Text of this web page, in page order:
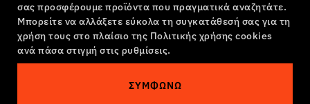
Όροι και προϋποθέσεις
Πολιτική Παραπόνων
Ρυθμίσεις cookies
GDPR
Ελλάδα | Ελληνική γλώσσα
σας προσφέρουμε προϊόντα που πραγματικά αναζητάτε.
Μπορείτε να αλλάξετε εύκολα τη συγκατάθεσή σας για τη
χρήση τους στο πλαίσιο της Πολιτικής χρήσης cookies
ανά πάσα στιγμή στις ρυθμίσεις.
ΣΥΜΦΩΝΏ